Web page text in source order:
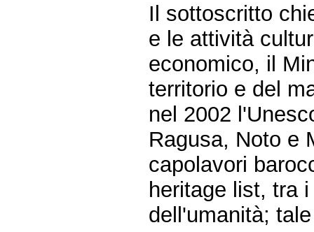
Il sottoscritto
e le attività
economico, il
territorio e del
nel 2002
Ragusa, Noto e
capolavori
heritage list, tra
dell'umanità;